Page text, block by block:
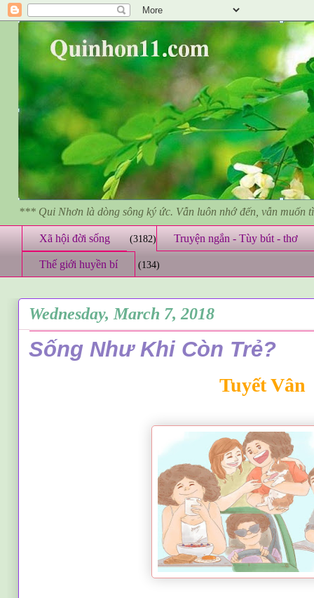
*** Qui Nhơn là dòng sông ký ức. Vẫn luôn nhớ đến, vẫn muốn
Xã hội đời sống (3182) Truyện ngắn - Tùy bút - thơ
Thế giới huyền bí (134)
Wednesday, March 7, 2018
Sống Như Khi Còn Trẻ?
Tuyết Vân